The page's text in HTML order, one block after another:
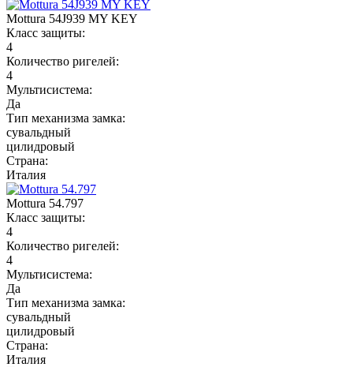
Mottura 54J939 MY KEY
Класс защиты:
4
Количество ригелей:
4
Мультисистема:
Да
Тип механизма замка:
сувальдный
цилидровый
Страна:
Италия
Mottura 54.797
Класс защиты:
4
Количество ригелей:
4
Мультисистема:
Да
Тип механизма замка:
сувальдный
цилидровый
Страна:
Италия